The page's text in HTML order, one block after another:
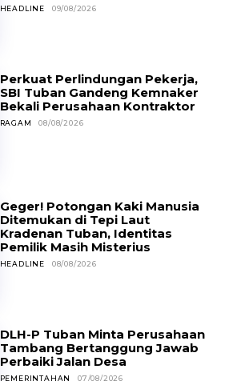
HEADLINE 09/08/2026
Perkuat Perlindungan Pekerja,
SBI Tuban Gandeng Kemnaker
Bekali Perusahaan Kontraktor
RAGAM 08/08/2026
Geger! Potongan Kaki Manusia
Ditemukan di Tepi Laut
Kradenan Tuban, Identitas
Pemilik Masih Misterius
HEADLINE 08/08/2026
DLH-P Tuban Minta Perusahaan
Tambang Bertanggung Jawab
Perbaiki Jalan Desa
PEMERINTAHAN 07/08/2026